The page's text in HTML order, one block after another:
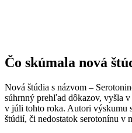
Čo skúmala nová
Nová štúdia s názvom –
súhrnný prehľad dôkazov, vyšla
v júli tohto roka. Autori výskumu
štúdií, či nedostatok serotonínu v